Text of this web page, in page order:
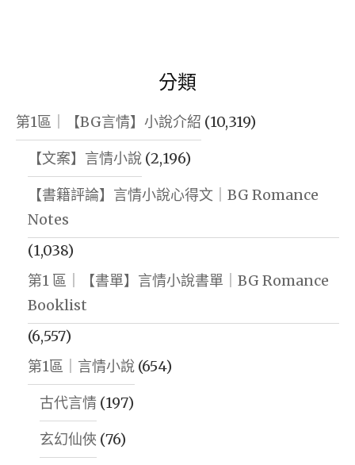
分類
第1區｜【BG言情】小說介紹 (10,319)
【文案】言情小說 (2,196)
【書籍評論】言情小說心得文｜BG Romance
Notes
(1,038)
第1 區｜【書單】言情小說書單｜BG Romance
Booklist
(6,557)
第1區｜言情小說 (654)
古代言情 (197)
玄幻仙俠 (76)